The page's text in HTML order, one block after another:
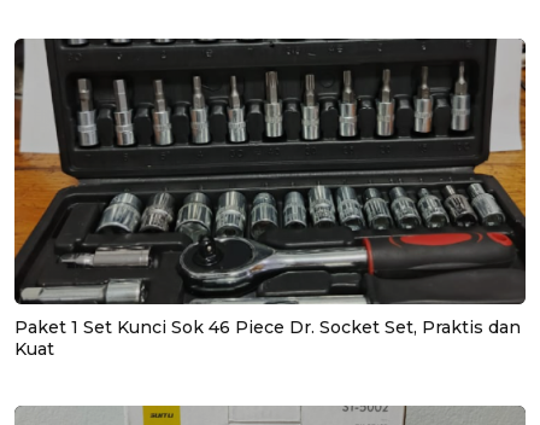
Paket 1 Set Kunci Sok 46 Piece Dr. Socket Set, Praktis dan
Kuat